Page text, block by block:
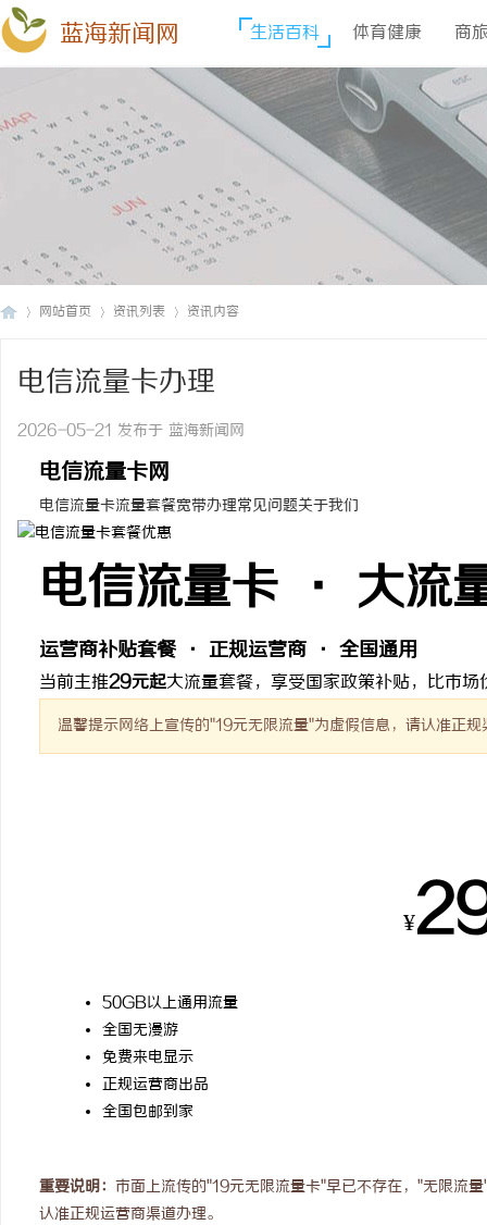
蓝海新闻网 生活百科 体育健康 商
网站首页 资讯列表 资讯内容
电信流量卡办理
2026-05-21 发布于 蓝海新闻网
电信流量卡网
电信流量卡流量套餐宽带办理常见问题关于我们
电信流量卡 · 大流
运营商补贴套餐 · 正规运营商 · 全国通用
当前主推29元起大流量套餐，享受国家政策补贴，比市
温馨提示网络上宣传的"19元无限流量"为虚假信息，请认准正规
¥
50GB以上通用流量
全国无漫游
免费来电显示
正规运营商出品
全国包邮到家
重要说明： 市面上流传的"19元无限流量卡"早已不存在，"无限流
认准正规运营商渠道办理。
汉配眼镜 上海配眼镜